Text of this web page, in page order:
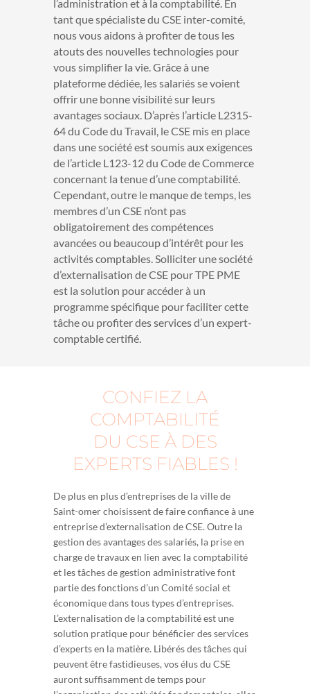
l’administration et à la comptabilité. En
tant que spécialiste du CSE inter-comité,
nous vous aidons à profiter de tous les
atouts des nouvelles technologies pour
vous simplifier la vie. Grâce à une
plateforme dédiée, les salariés se voient
offrir une bonne visibilité sur leurs
avantages sociaux. D’après l’article L2315-
64 du Code du Travail, le CSE mis en place
dans une société est soumis aux exigences
de l’article L123-12 du Code de Commerce
concernant la tenue d’une comptabilité.
Cependant, outre le manque de temps, les
membres d’un CSE n’ont pas
obligatoirement des compétences
avancées ou beaucoup d’intérêt pour les
activités comptables. Solliciter une société
d’externalisation de CSE pour TPE PME
est la solution pour accéder à un
programme spécifique pour faciliter cette
tâche ou profiter des services d’un expert-
comptable certifié.
CONFIEZ LA
COMPTABILITÉ
DU CSE À DES
EXPERTS FIABLES !
De plus en plus d’entreprises de la ville de
Saint-omer choisissent de faire confiance à une
entreprise d’externalisation de CSE. Outre la
gestion des avantages des salariés, la prise en
charge de travaux en lien avec la comptabilité
et les tâches de gestion administrative font
partie des fonctions d’un Comité social et
économique dans tous types d’entreprises.
L’externalisation de la comptabilité est une
solution pratique pour bénéficier des services
d’experts en la matière. Libérés des tâches qui
peuvent être fastidieuses, vos élus du CSE
auront suffisamment de temps pour